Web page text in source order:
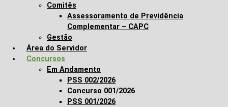
Comitês
Assessoramento de Previdência
Complementar – CAPC
Gestão
Área do Servidor
Concursos
Em Andamento
PSS 002/2026
Concurso 001/2026
PSS 001/2026